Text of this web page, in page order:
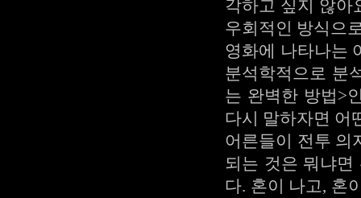
각하고 싶지 않아
우회적인 방식으
영화에 나타나는
분석학적으로 분
는 완벽한 방법>
다시 말하자면 어
어른들이 전투 의
되는 것은 뭐냐
다. 혼이 나고, 혼